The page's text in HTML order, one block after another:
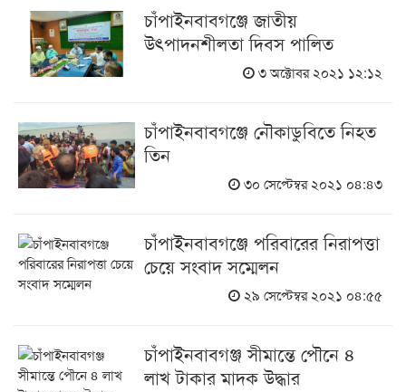
চাঁপাইনবাবগঞ্জে জাতীয়
উৎপাদনশীলতা দিবস পালিত
৩ অক্টোবর ২০২১ ১২:১২
চাঁপাইনবাবগঞ্জে নৌকাডুবিতে নিহত
তিন
৩০ সেপ্টেম্বর ২০২১ ০৪:৪৩
চাঁপাইনবাবগঞ্জে পরিবারের নিরাপত্তা
চেয়ে সংবাদ সম্মেলন
২৯ সেপ্টেম্বর ২০২১ ০৪:৫৫
চাঁপাইনবাবগঞ্জ সীমান্তে পৌনে ৪
লাখ টাকার মাদক উদ্ধার